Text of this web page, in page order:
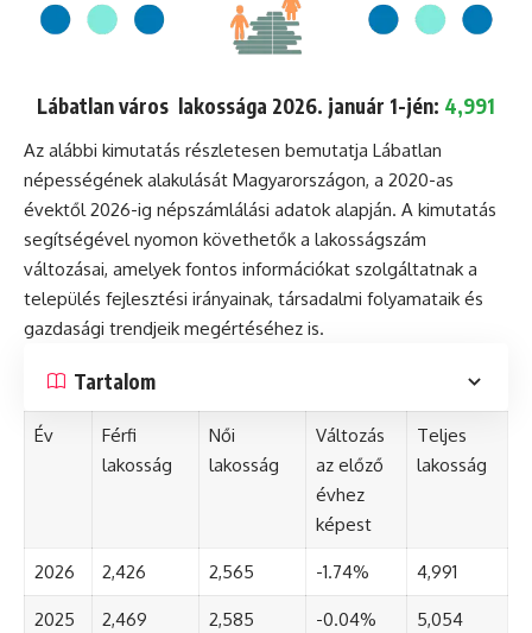
Lábatlan város lakossága 2026. január 1-jén: 4,991
Az alábbi kimutatás részletesen bemutatja Lábatlan
népességének alakulását Magyarországon, a 2020-as
évektől 2026-ig népszámlálási adatok alapján. A kimutatás
segítségével nyomon követhetők a lakosságszám
változásai, amelyek fontos információkat szolgáltatnak a
település fejlesztési irányainak, társadalmi folyamataik és
gazdasági trendjeik megértéséhez is.
Tartalom
Év
Férfi
lakosság
Női
lakosság
Változás
az előző
évhez
képest
Teljes
lakosság
2026 2,426 2,565 -1.74% 4,991
2025 2,469 2,585 -0.04% 5,054